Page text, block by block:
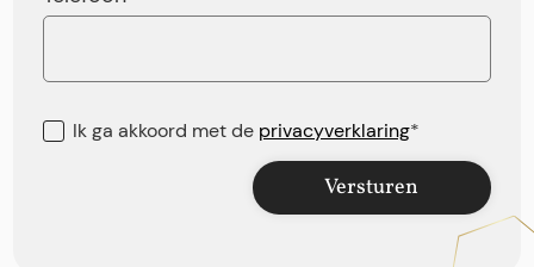
Ik ga akkoord met de privacyverklaring*
Versturen